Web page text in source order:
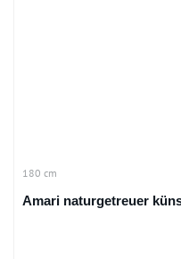
180 cm
Amari naturgetreuer